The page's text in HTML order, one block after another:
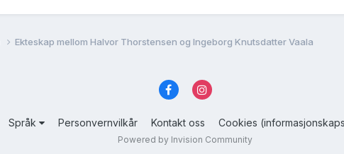
Ekteskap mellom Halvor Thorstensen og Ingeborg Knutsdatter Vaala
Språk Personvernvilkår Kontakt oss Cookies
Powered by Invision Community